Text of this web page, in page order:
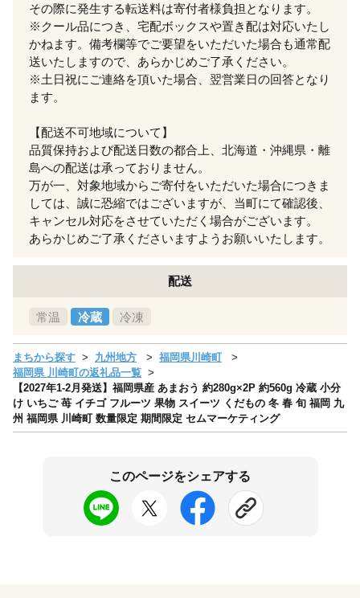
その際に発生する転送料は寄付者様負担となります。
※クール品につき、宅配ボックスや置き配は対応いたし
かねます。備考欄等でご要望をいただいた場合も通常配
送いたしますので、あらかじめご了承ください。
※土日祝にご連絡を頂いた場合、翌営業日の回答となり
ます。
【配送不可地域について】
品質保持および配送日数の都合上、北海道・沖縄県・離
島への配送は承っておりません。
万が一、対象地域からご寄付をいただいた場合につきま
しては、誠に恐縮ではございますが、当町にて確認後、
キャンセル対応をさせていただく場合がございます。
あらかじめご了承くださいますようお願いいたします。
配送
常温 冷蔵 冷凍
まちから探す 九州地方
福岡県川崎町
福岡県 川崎町の返礼品一覧
【2027年1-2月発送】福岡県産 あまおう 約280g×2P 約560g 冷蔵 小分
け いちご 苺 イチゴ フルーツ 果物 スイーツ くだもの 冬 春 旬 福岡 九
州 福岡県 川崎町 数量限定 期間限定 セムマーケティング
このページをシェアする